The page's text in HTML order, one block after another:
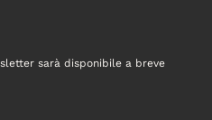
sarà disponibile a breve